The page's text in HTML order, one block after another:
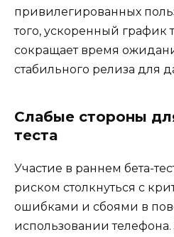
привилегированных
того, ускоренный график
сокращает время
стабильного релиза для
Слабые стороны
теста
Участие в раннем бета-
риском столкнуться с
ошибками и сбоями в
использовании